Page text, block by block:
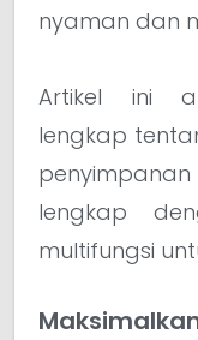
nyaman dan
Artikel ini
lengkap
lengkap
multifungsi